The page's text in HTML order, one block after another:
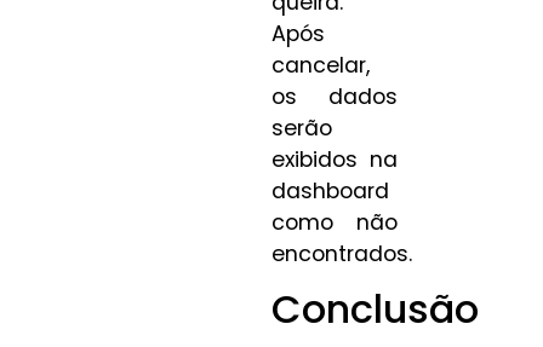
Após
cancelar,
os dados
serão
exibidos na
dashboard
como não
encontrados.
Conclusão